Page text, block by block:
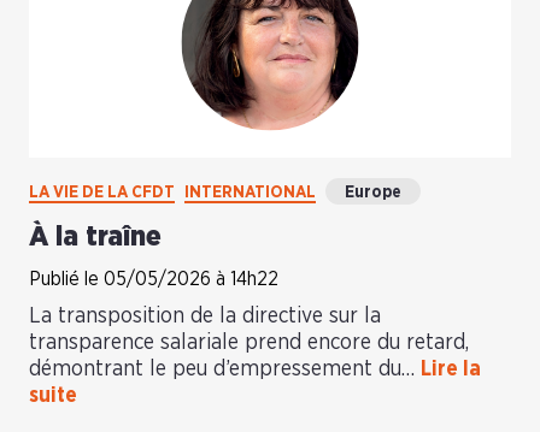
LA VIE DE LA CFDT INTERNATIONAL Europe
À la traîne
Publié le 05/05/2026 à 14h22
La transposition de la directive sur la
transparence salariale prend encore du retard,
démontrant le peu d’empressement du… Lire la
suite